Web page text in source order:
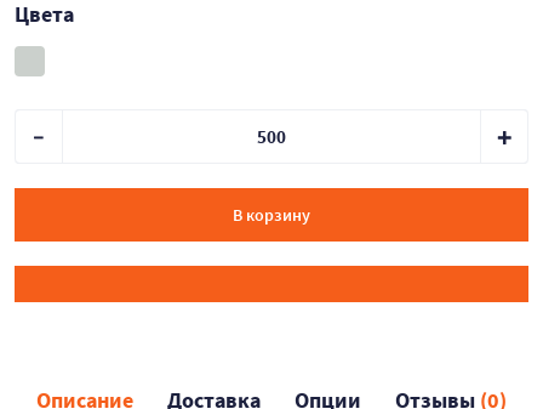
Цвета
В корзину
Описание Доставка Опции Отзывы (0)